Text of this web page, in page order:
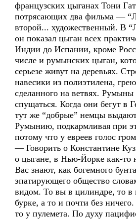
французских цыганах Тони
потрясающих два фильма —
второй... художественный. В
он показал цыган всех
Индии до Испании, кроме
числе и румынских цыган,
серьезе живут на деревьях.
навесики из полиэтилена,
сделанного на ветвях.
спущаться. Когда они бегут в
тут же “добрые” немцы
Румынию, подкармливая при
потому что у евреев голос
— Говорить о Константине
о цыгане, в Нью-Йорке как-то
Вас знают, как богемного
эпатирующего общество
видом. То вы в цилиндре, то в
бурке, а то и почти без
то у пулемета. По духу